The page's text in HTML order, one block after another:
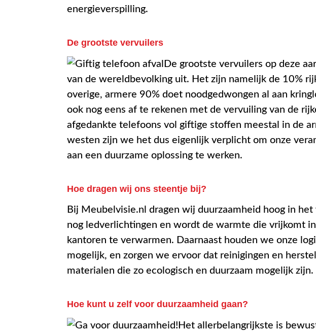
energieverspilling.
De grootste vervuilers
De grootste vervuilers op deze
van de wereldbevolking uit. Het zijn namelijk de 10%
overige, armere 90% doet noodgedwongen al aan
ook nog eens af te rekenen met de vervuiling van de
afgedankte telefoons vol giftige stoffen meestal in de
westen zijn we het dus eigenlijk verplicht om onze
aan een duurzame oplossing te werken.
Hoe dragen wij ons steentje bij?
Bij Meubelvisie.nl dragen wij duurzaamheid hoog in
nog ledverlichtingen en wordt de warmte die vrijkomt
kantoren te verwarmen. Daarnaast houden we onze
mogelijk, en zorgen we ervoor dat reinigingen en
materialen die zo ecologisch en duurzaam mogelijk zijn.
Hoe kunt u zelf voor duurzaamheid gaan?
Het allerbelangrijkste is